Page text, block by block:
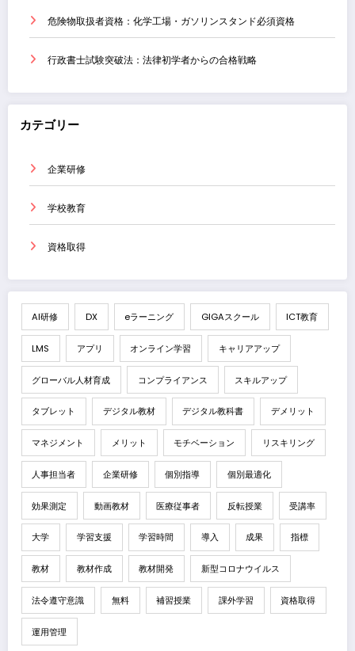
危険物取扱者資格：化学工場・ガソリンスタンド必須資格
行政書士試験突破法：法律初学者からの合格戦略
カテゴリー
企業研修
学校教育
資格取得
AI研修 DX eラーニング GIGAスクール ICT教育
LMS アプリ オンライン学習 キャリアアップ
グローバル人材育成 コンプライアンス スキルアップ
タブレット デジタル教材 デジタル教科書 デメリット
マネジメント メリット モチベーション リスキリング
人事担当者 企業研修 個別指導 個別最適化
効果測定 動画教材 医療従事者 反転授業 受講率
大学 学習支援 学習時間 導入 成果 指標
教材 教材作成 教材開発 新型コロナウイルス
法令遵守意識 無料 補習授業 課外学習 資格取得
運用管理